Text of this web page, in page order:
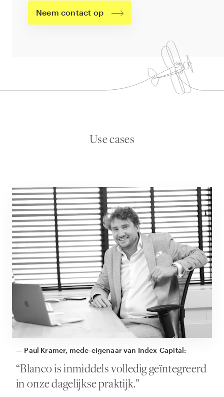
Neem contact op
Use cases
— Paul Kramer, mede-eigenaar van Index Capital:
“Blanco is inmiddels volledig geïntegreerd
in onze dagelijkse praktijk.”